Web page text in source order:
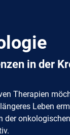
in der
Therapien
Leben
der